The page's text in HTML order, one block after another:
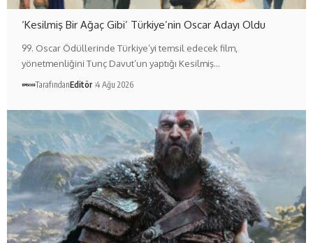
‘Kesilmiş Bir Ağaç Gibi’ Türkiye’nin Oscar Adayı Oldu
99. Oscar Ödüllerinde Türkiye’yi temsil edecek film,
yönetmenliğini Tunç Davut’un yaptığı Kesilmiş…
TarafındanEditör 4 Ağu 2026